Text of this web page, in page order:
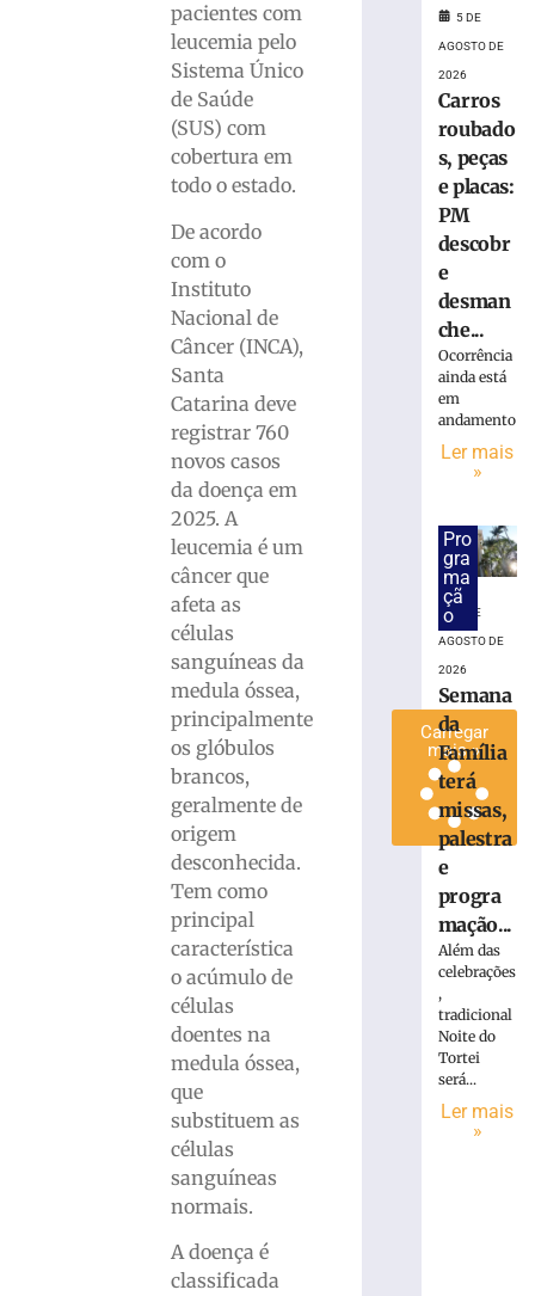
pacientes com
leucemia pelo
Sistema Único
de Saúde
(SUS) com
cobertura em
todo o estado.
De acordo
com o
Instituto
Nacional de
Câncer (INCA),
Santa
Catarina deve
registrar 760
novos casos
da doença em
2025. A
leucemia é um
câncer que
afeta as
células
sanguíneas da
medula óssea,
principalmente
os glóbulos
brancos,
geralmente de
origem
desconhecida.
Tem como
principal
característica
o acúmulo de
células
doentes na
medula óssea,
que
substituem as
células
sanguíneas
normais.
A doença é
classificada
médico
Casos
sarampo
sobem
para
Carregar
mais »
5 DE
AGOSTO DE
2026
Carros
roubado
s, peças
e placas:
PM
descobr
e
desman
che...
Ocorrência
ainda está
em
andamento
Ler mais
»
Pro
gra
ma
çã
o
5 DE
AGOSTO DE
2026
Semana
da
Família
terá
missas,
palestra
e
progra
mação...
Além das
celebrações
,
tradicional
Noite do
Tortei
será...
Ler mais
»